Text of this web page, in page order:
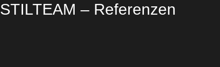
STILTEAM – Referenzen